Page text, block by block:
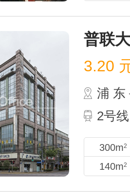
普联
3.20
浦 东
2号
300m2
140m2